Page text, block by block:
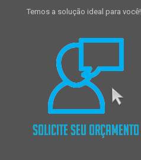
Temos a solução ideal para você!